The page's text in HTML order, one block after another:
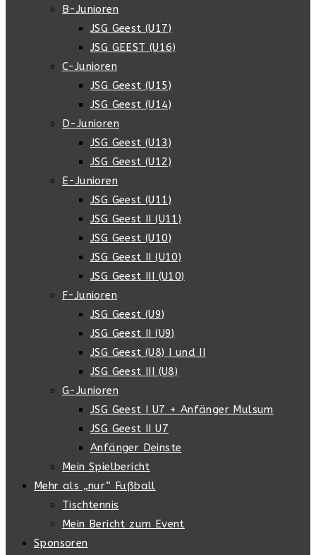
B-Junioren
JSG Geest (U17)
JSG GEEST (U16)
C-Junioren
JSG Geest (U15)
JSG Geest (U14)
D-Junioren
JSG Geest (U13)
JSG Geest (U12)
E-Junioren
JSG Geest (U11)
JSG Geest II (U11)
JSG Geest (U10)
JSG Geest II (U10)
JSG Geest III (U10)
F-Junioren
JSG Geest (U9)
JSG Geest II (U9)
JSG Geest (U8) I und II
JSG Geest III (U8)
G-Junioren
JSG Geest I U7 + Anfänger Mulsum
JSG Geest II U7
Anfänger Deinste
Mein Spielbericht
Mehr als „nur“ Fußball
Tischtennis
Mein Bericht zum Event
Sponsoren